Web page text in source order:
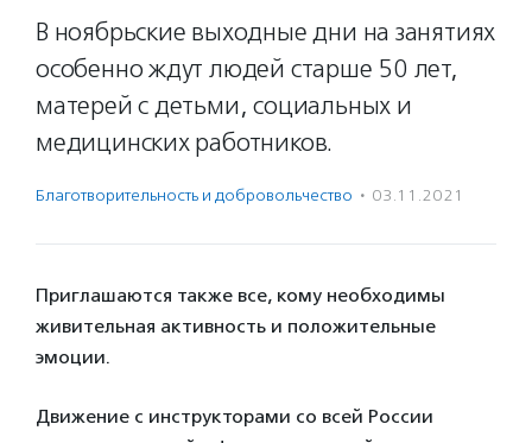
В ноябрьские выходные дни на занятиях
особенно ждут людей старше 50 лет,
матерей с детьми, социальных и
медицинских работников.
Благотвори­тель­ность и доброволь­чест­во · 03.11.2021
Приглашаются также все, кому необходимы
живительная активность и положительные
эмоции.
Движение с инструкторами со всей России